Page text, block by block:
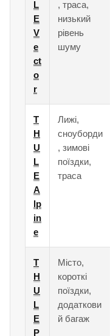
L
E
V
e
ct
o
r
, траса,
низький
рівень
шуму
T
H
U
L
E
A
lp
in
e
Лижі,
сноуборди
, зимові
поїздки,
траса
T
H
U
L
E
P
Місто,
короткі
поїздки,
додаткови
й багаж